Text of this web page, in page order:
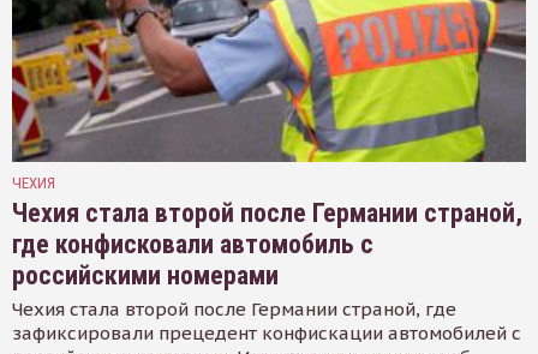
ЧЕХИЯ
Чехия стала второй после Германии страной,
где конфисковали автомобиль с
российскими номерами
Чехия стала второй после Германии страной, где
зафиксировали прецедент конфискации автомобилей с